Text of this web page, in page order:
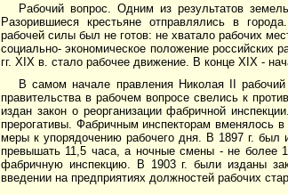
Рабочий вопрос. Одним из результатов
Разорившиеся крестьяне отправлялись в
рабочей силы был не готов: не хватало рабочих
социально- экономическое положение
гг. ХIХ в. стало рабочее движение. В конце XIX -
В самом начале правления Николая II
правительства в рабочем вопросе свелись к
издан закон о реорганизации фабричной
прерогативы. Фабричным инспекторам вменялось
меры к упорядочению рабочего дня. В 1897 г. был
превышать 11,5 часа, а ночные смены - не более
фабричную инспекцию. В 1903 г. были изданы
введении на предприятиях должностей рабочих